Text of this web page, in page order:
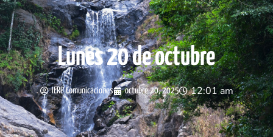
Lunes 20 de octubre
IERP Comunicaciones octubre 20, 2025 12:01 am